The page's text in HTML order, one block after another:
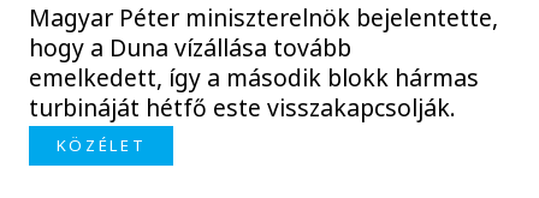
Magyar Péter miniszterelnök bejelentette,
hogy a Duna vízállása tovább
emelkedett, így a második blokk hármas
turbináját hétfő este visszakapcsolják.
KÖZÉLET